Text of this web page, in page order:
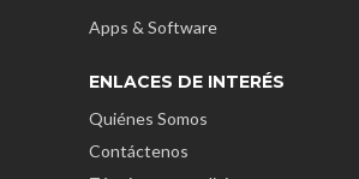
Apps & Software
ENLACES DE INTERÉS
Quiénes Somos
Contáctenos